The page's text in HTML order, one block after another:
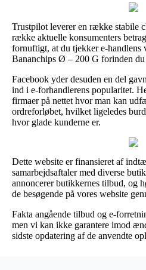
Trustpilot leverer en række stabile
række aktuelle konsumenters
fornuftigt, at du tjekker e-handlens
Bananchips Ø – 200 G forinden du
Facebook yder desuden en del
ind i e-forhandlerens popularitet.
firmaer på nettet hvor man kan
ordreforløbet, hvilket ligeledes
hvor glade kunderne er.
Dette website er finansieret af
samarbejdsaftaler med diverse
annoncerer butikkernes tilbud, og
de besøgende på vores website
Fakta angående tilbud og e-
men vi kan ikke garantere imod
sidste opdatering af de anvendte